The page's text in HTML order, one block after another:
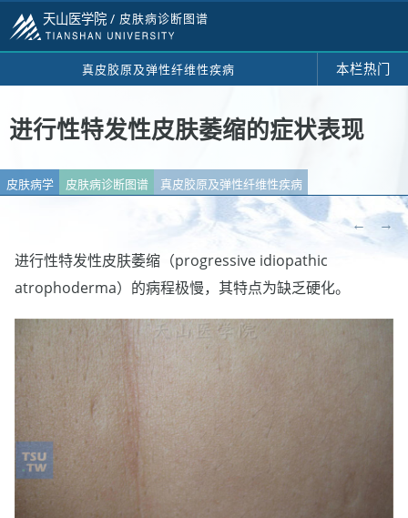
天山医学院 / 皮肤病诊断图谱
真皮胶原及弹性纤维性疾病 本栏热门
进行性特发性皮肤萎缩的症状表现
皮肤病学 皮肤病诊断图谱 真皮胶原及弹性纤维性疾病
←
→
进行性特发性皮肤萎缩（progressive idiopathic
atrophoderma）的病程极慢，其特点为缺乏硬化。